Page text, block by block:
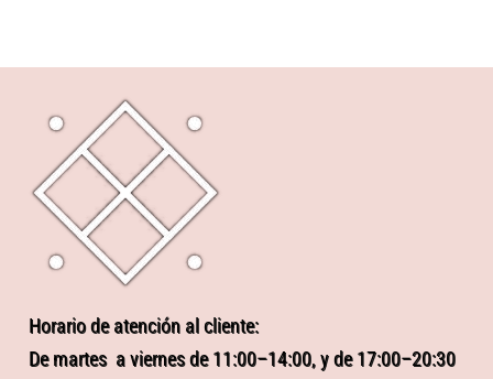
Horario de atención al cliente:
De martes a viernes de 11:00–14:00, y de 17:00–20:30